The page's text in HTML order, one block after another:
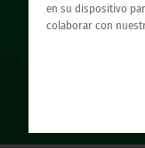
en su dispositivo
colaborar con